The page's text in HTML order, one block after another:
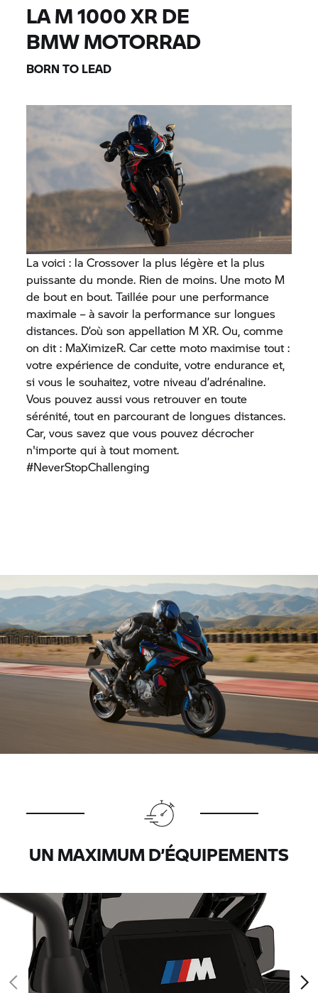
LA M 1000 XR DE
BMW MOTORRAD
BORN TO LEAD
La voici : la Crossover la plus légère et la plus
puissante du monde. Rien de moins. Une moto M
de bout en bout. Taillée pour une performance
maximale – à savoir la performance sur longues
distances. D’où son appellation M XR. Ou, comme
on dit : MaXimizeR. Car cette moto maximise tout :
votre expérience de conduite, votre endurance et,
si vous le souhaitez, votre niveau d’adrénaline.
Vous pouvez aussi vous retrouver en toute
sérénité, tout en parcourant de longues distances.
Car, vous savez que vous pouvez décrocher
n'importe qui à tout moment.
#NeverStopChallenging
UN MAXIMUM D’ÉQUIPEMENTS